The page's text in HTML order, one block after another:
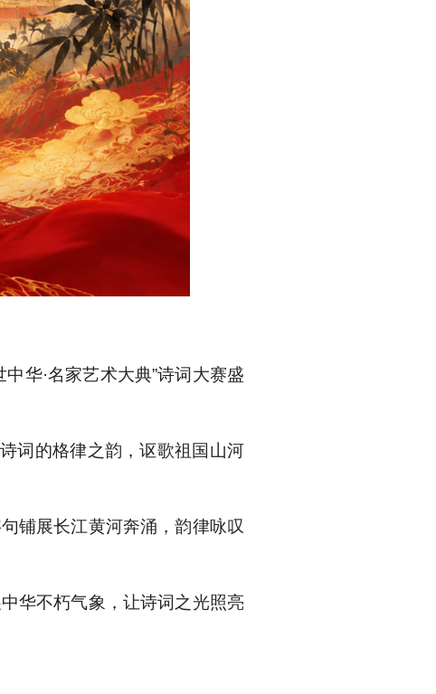
华·名家艺术大典”诗词大赛盛
词的格律之韵，讴歌祖国山河
铺展长江黄河奔涌，韵律咏叹
华不朽气象，让诗词之光照亮